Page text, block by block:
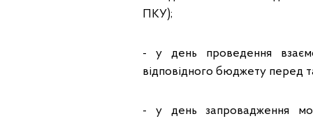
ПКУ);
- у день проведення
відповідного бюджету перед
- у день запровадження